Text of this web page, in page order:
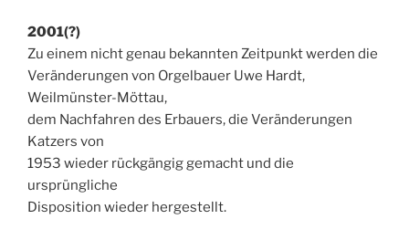
2001(?)
Zu einem nicht genau bekannten Zeitpunkt werden die
Veränderungen von Orgelbauer Uwe Hardt,
Weilmünster-Möttau,
dem Nachfahren des Erbauers, die Veränderungen
Katzers von
1953 wieder rückgängig gemacht und die
ursprüngliche
Disposition wieder hergestellt.